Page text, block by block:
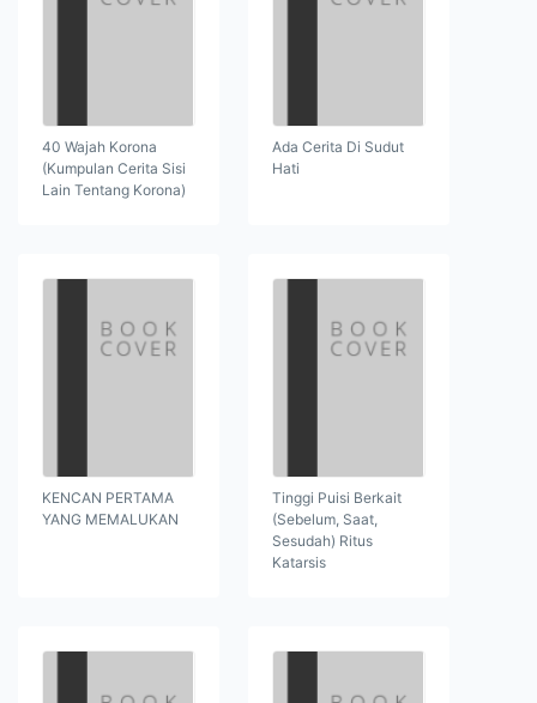
40 Wajah Korona
(Kumpulan Cerita Sisi
Lain Tentang Korona)
Ada Cerita Di Sudut
Hati
KENCAN PERTAMA
YANG MEMALUKAN
Tinggi Puisi Berkait
(Sebelum, Saat,
Sesudah) Ritus
Katarsis